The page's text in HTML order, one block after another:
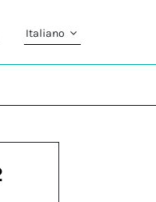
Italiano